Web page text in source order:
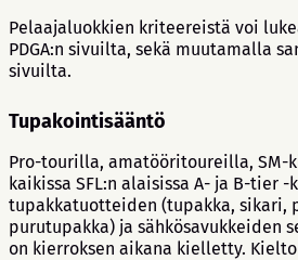
Pelaajaluokkien kriteereistä voi
PDGA:n sivuilta, sekä muutamalla
sivuilta.
Tupakointisääntö
Pro-tourilla, amatööritoureilla, SM-
kaikissa SFL:n alaisissa A- ja B-tier
tupakkatuotteiden (tupakka, sikari,
purutupakka) ja sähkösavukkeiden
on kierroksen aikana kielletty.